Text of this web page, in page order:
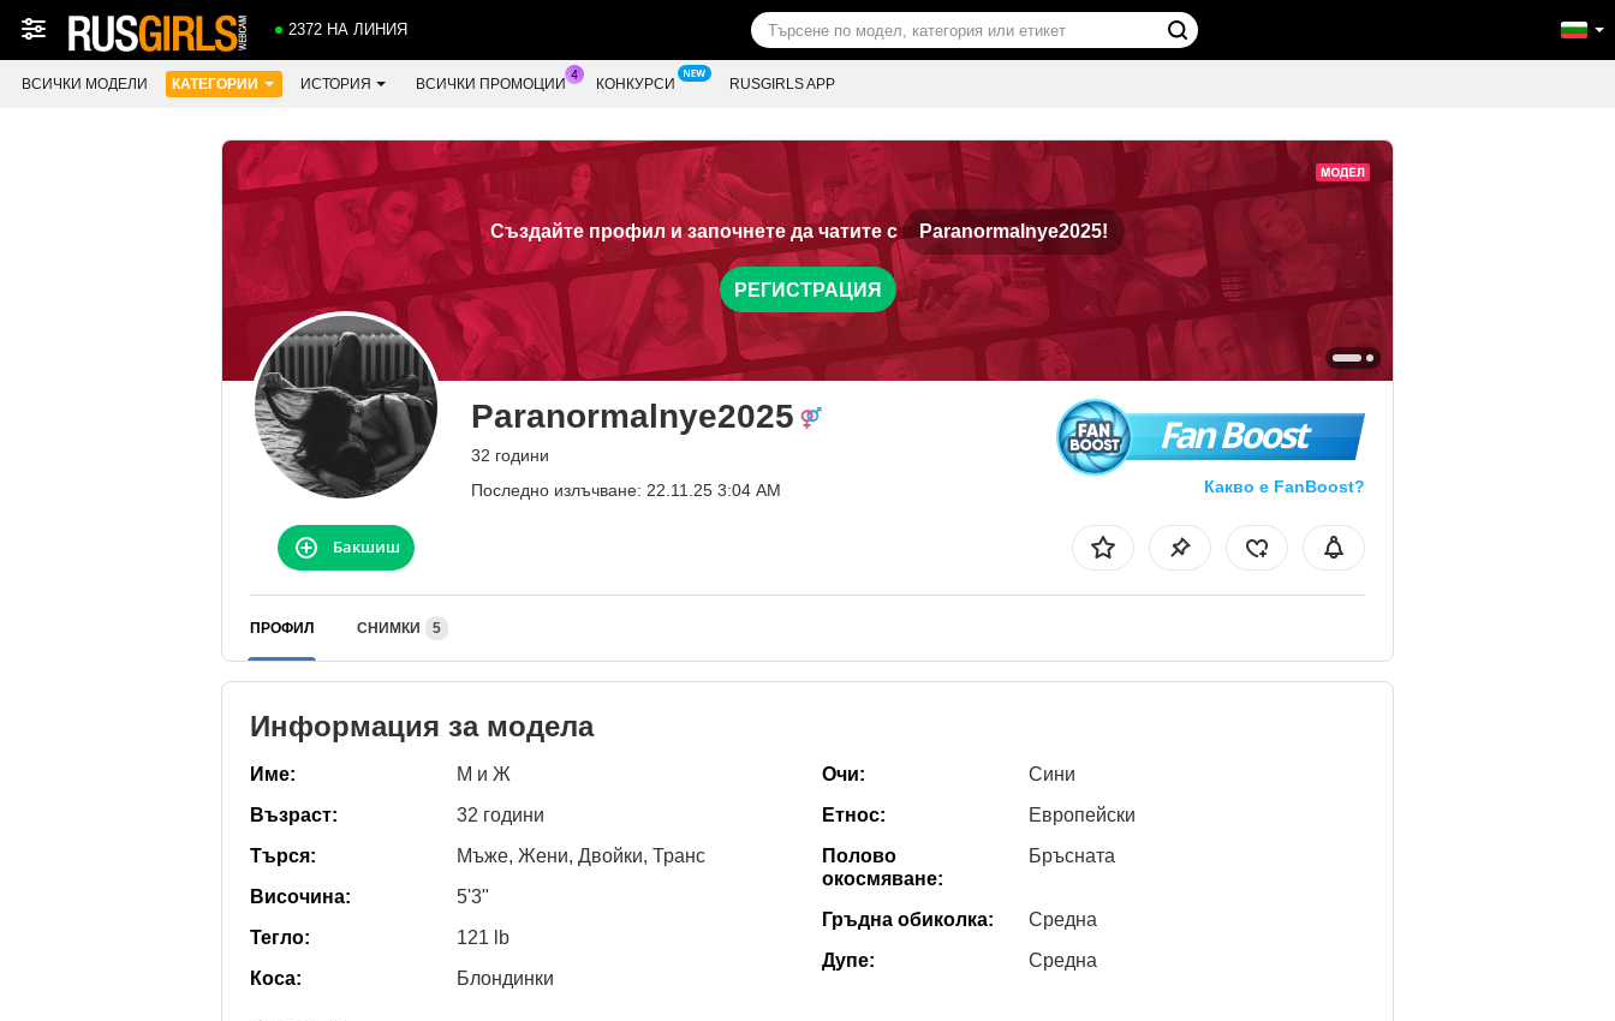
2372 НА ЛИНИЯ
ВСИЧКИ МОДЕЛИ КАТЕГОРИИ ИСТОРИЯ ВСИЧКИ ПРОМОЦИИ КОНКУРСИ RUSGIRLS APP
Създайте профил и започнете да чатите с Paranormalnye2025!
РЕГИСТРАЦИЯ
Paranormalnye2025
32 години
Последно излъчване: 22.11.25 3:04 AM
Fan Boost
Какво е FanBoost?
Бакшиш
ПРОФИЛ СНИМКИ 5
Информация за модела
Име:
М и Ж
Възраст:
32 години
Търся:
Мъже, Жени, Двойки, Транс
Височина:
5'3"
Тегло:
121 lb
Коса:
Блондинки
Очи:
Сини
Етнос:
Европейски
Полово
окосмяване:
Бръсната
Гръдна обиколка:
Среднa
Дупе:
Среднa